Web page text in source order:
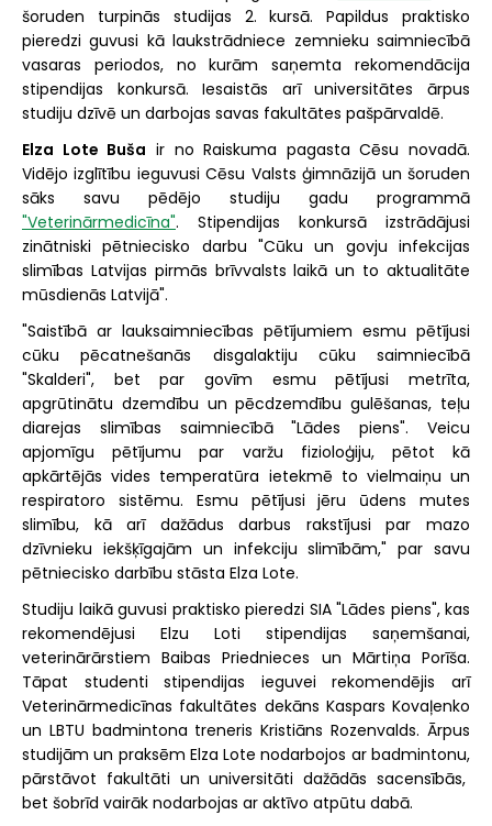
šoruden turpinās studijas 2. kursā. Papildus praktisko
pieredzi guvusi kā laukstrādniece zemnieku saimniecībā
vasaras periodos, no kurām saņemta rekomendācija
stipendijas konkursā. Iesaistās arī universitātes ārpus
studiju dzīvē un darbojas savas fakultātes pašpārvaldē.
Elza Lote Buša ir no Raiskuma pagasta Cēsu novadā.
Vidējo izglītību ieguvusi Cēsu Valsts ģimnāzijā un šoruden
sāks savu pēdējo studiju gadu programmā
"Veterinārmedicīna". Stipendijas konkursā izstrādājusi
zinātniski pētniecisko darbu "Cūku un govju infekcijas
slimības Latvijas pirmās brīvvalsts laikā un to aktualitāte
mūsdienās Latvijā".
"Saistībā ar lauksaimniecības pētījumiem esmu pētījusi
cūku pēcatnešanās disgalaktiju cūku saimniecībā
"Skalderi", bet par govīm esmu pētījusi metrīta,
apgrūtinātu dzemdību un pēcdzemdību gulēšanas, teļu
diarejas slimības saimniecībā "Lādes piens". Veicu
apjomīgu pētījumu par varžu fizioloģiju, pētot kā
apkārtējās vides temperatūra ietekmē to vielmaiņu un
respiratoro sistēmu. Esmu pētījusi jēru ūdens mutes
slimību, kā arī dažādus darbus rakstījusi par mazo
dzīvnieku iekšķīgajām un infekciju slimībām," par savu
pētniecisko darbību stāsta Elza Lote.
Studiju laikā guvusi praktisko pieredzi SIA "Lādes piens", kas
rekomendējusi Elzu Loti stipendijas saņemšanai,
veterinārārstiem Baibas Priednieces un Mārtiņa Porīša.
Tāpat studenti stipendijas ieguvei rekomendējis arī
Veterinārmedicīnas fakultātes dekāns Kaspars Kovaļenko
un LBTU badmintona treneris Kristiāns Rozenvalds. Ārpus
studijām un praksēm Elza Lote nodarbojos ar badmintonu,
pārstāvot fakultāti un universitāti dažādās sacensībās,
bet šobrīd vairāk nodarbojas ar aktīvo atpūtu dabā.